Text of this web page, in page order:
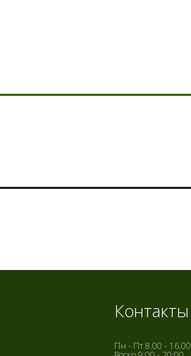
Контакты
Пн - Пт 8.00 - 16.00